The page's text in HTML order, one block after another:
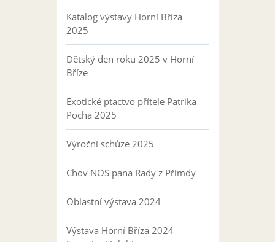
Katalog výstavy Horní Bříza
2025
Dětský den roku 2025 v Horní
Bříze
Exotické ptactvo přítele Patrika
Pocha 2025
Výroční schůze 2025
Chov NOS pana Rady z Přimdy
Oblastní výstava 2024
Výstava Horní Bříza 2024